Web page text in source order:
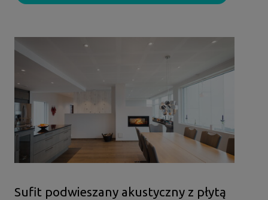
Sufit podwieszany akustyczny z płytą